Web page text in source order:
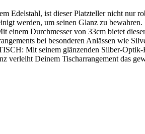
ist dieser Platzteller nicht nur
werden, um seinen Glanz zu bewahren.
Durchmesser von 33cm bietet dieser
bei besonderen Anlässen wie
Mit seinem glänzenden Silber-Optik-
verleiht Deinem Tischarrangement das